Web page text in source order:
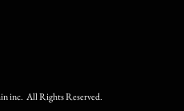
inc. All Rights Reserved.